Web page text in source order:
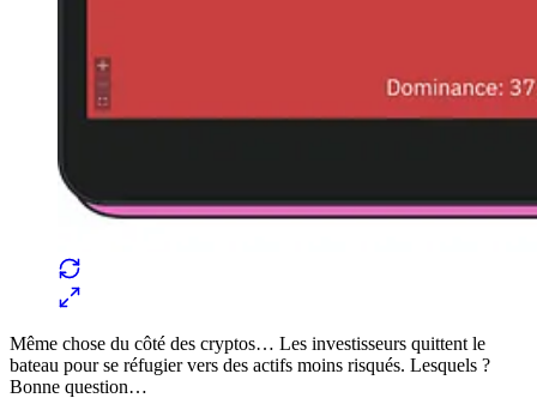
Même chose du côté des cryptos… Les investisseurs quittent le
bateau pour se réfugier vers des actifs moins risqués. Lesquels ?
Bonne question…